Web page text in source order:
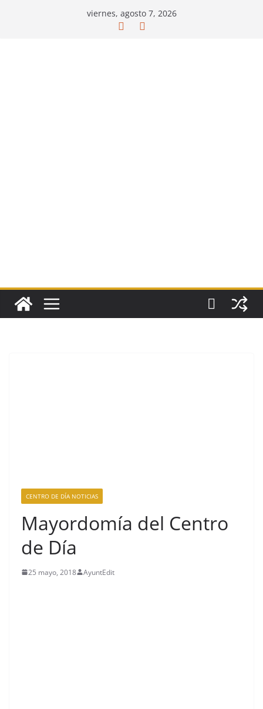
viernes, agosto 7, 2026
CENTRO DE DÍA NOTICIAS
Mayordomía del Centro
de Día
25 mayo, 2018 AyuntEdit